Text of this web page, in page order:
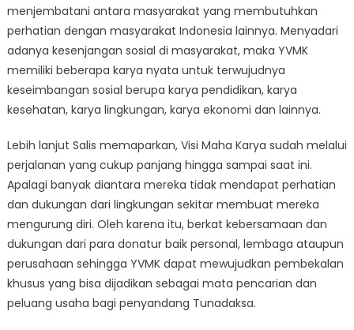
menjembatani antara masyarakat yang membutuhkan
perhatian dengan masyarakat Indonesia lainnya. Menyadari
adanya kesenjangan sosial di masyarakat, maka YVMK
memiliki beberapa karya nyata untuk terwujudnya
keseimbangan sosial berupa karya pendidikan, karya
kesehatan, karya lingkungan, karya ekonomi dan lainnya.
Lebih lanjut Salis memaparkan, Visi Maha Karya sudah melalui
perjalanan yang cukup panjang hingga sampai saat ini.
Apalagi banyak diantara mereka tidak mendapat perhatian
dan dukungan dari lingkungan sekitar membuat mereka
mengurung diri. Oleh karena itu, berkat kebersamaan dan
dukungan dari para donatur baik personal, lembaga ataupun
perusahaan sehingga YVMK dapat mewujudkan pembekalan
khusus yang bisa dijadikan sebagai mata pencarian dan
peluang usaha bagi penyandang Tunadaksa.